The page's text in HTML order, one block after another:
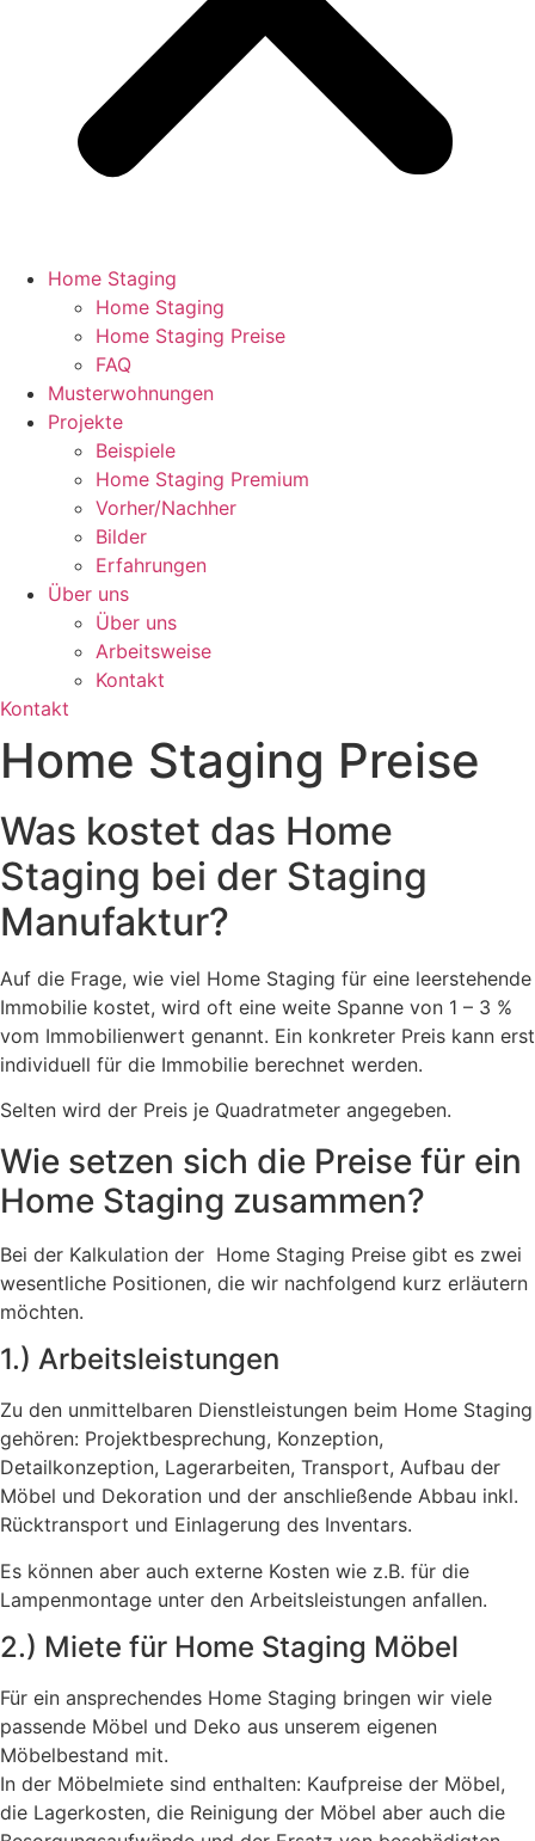
Home Staging
Home Staging
Home Staging Preise
FAQ
Musterwohnungen
Projekte
Beispiele
Home Staging Premium
Vorher/Nachher
Bilder
Erfahrungen
Über uns
Über uns
Arbeitsweise
Kontakt
Kontakt
Home Staging Preise
Was kostet das Home
Staging bei der Staging
Manufaktur?
Auf die Frage, wie viel Home Staging für eine leerstehende
Immobilie kostet, wird oft eine weite Spanne von 1 – 3 %
vom Immobilienwert genannt. Ein konkreter Preis kann erst
individuell für die Immobilie berechnet werden.
Selten wird der Preis je Quadratmeter angegeben.
Wie setzen sich die Preise für ein
Home Staging zusammen?
Bei der Kalkulation der Home Staging Preise gibt es zwei
wesentliche Positionen, die wir nachfolgend kurz erläutern
möchten.
1.) Arbeitsleistungen
Zu den unmittelbaren Dienstleistungen beim Home Staging
gehören: Projektbesprechung, Konzeption,
Detailkonzeption, Lagerarbeiten, Transport, Aufbau der
Möbel und Dekoration und der anschließende Abbau inkl.
Rücktransport und Einlagerung des Inventars.
Es können aber auch externe Kosten wie z.B. für die
Lampenmontage unter den Arbeitsleistungen anfallen.
2.) Miete für Home Staging Möbel
Für ein ansprechendes Home Staging bringen wir viele
passende Möbel und Deko aus unserem eigenen
Möbelbestand mit.
In der Möbelmiete sind enthalten: Kaufpreise der Möbel,
die Lagerkosten, die Reinigung der Möbel aber auch die